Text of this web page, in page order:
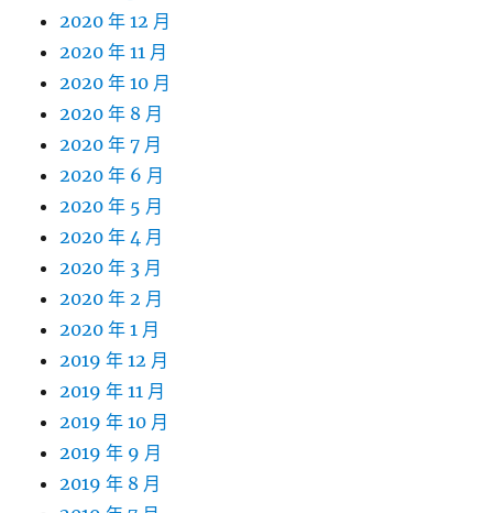
2020 年 12 月
2020 年 11 月
2020 年 10 月
2020 年 8 月
2020 年 7 月
2020 年 6 月
2020 年 5 月
2020 年 4 月
2020 年 3 月
2020 年 2 月
2020 年 1 月
2019 年 12 月
2019 年 11 月
2019 年 10 月
2019 年 9 月
2019 年 8 月